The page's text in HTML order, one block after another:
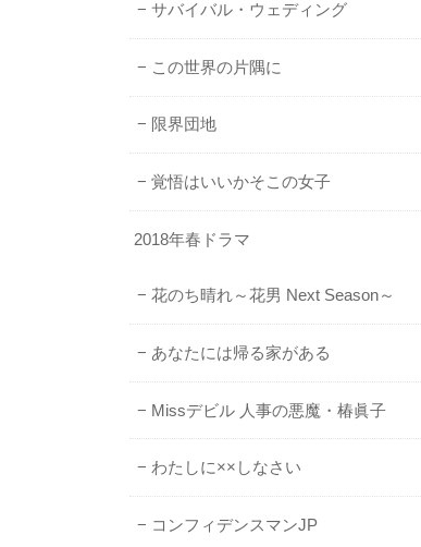
サバイバル・ウェディング
この世界の片隅に
限界団地
覚悟はいいかそこの女子
2018年春ドラマ
花のち晴れ～花男 Next Season～
あなたには帰る家がある
Missデビル 人事の悪魔・椿眞子
わたしに××しなさい
コンフィデンスマンJP